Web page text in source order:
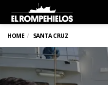
HOME SANTA CRUZ